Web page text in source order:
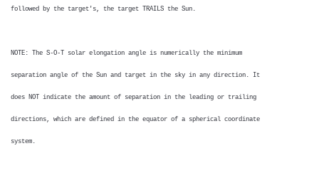
followed by the target's, the target TRAILS the Sun.
NOTE: The S-O-T solar elongation angle is numerically the minimum
separation angle of the Sun and target in the sky in any direction. It
does NOT indicate the amount of separation in the leading or trailing
directions, which are defined in the equator of a spherical coordinate
system.